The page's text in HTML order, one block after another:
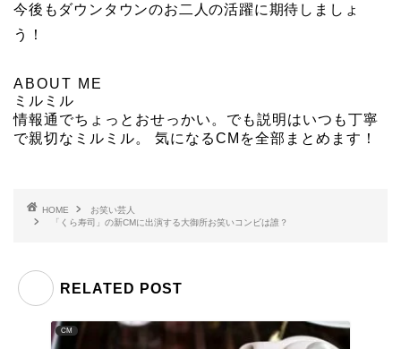
今後もダウンタウンのお二人の活躍に期待しましょ
う！
ABOUT ME
ミルミル
情報通でちょっとおせっかい。でも説明はいつも丁寧
で親切なミルミル。 気になるCMを全部まとめます！
HOME
お笑い芸人
「くら寿司」の新CMに出演する大御所お笑いコンビは誰？
RELATED POST
CM